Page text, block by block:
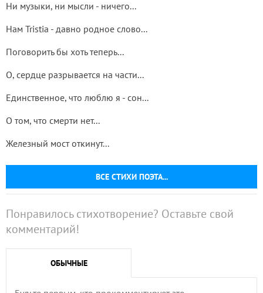
ВСЕ СТИХИ ПОЭТА...
Ни музыки, ни мысли - ничего...
Нам Tristia - давно родное слово...
Поговорить бы хоть теперь...
О, сердце разрывается на части...
Единственное, что люблю я - сон...
О том, что смерти нет...
Железный мост откинут...
Понравилось стихотворение? Оставьте свой
комментарий!
ОБЫЧНЫЕ